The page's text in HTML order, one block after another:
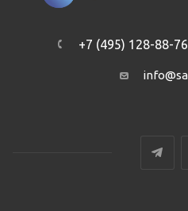
+7 (495) 128-88-76